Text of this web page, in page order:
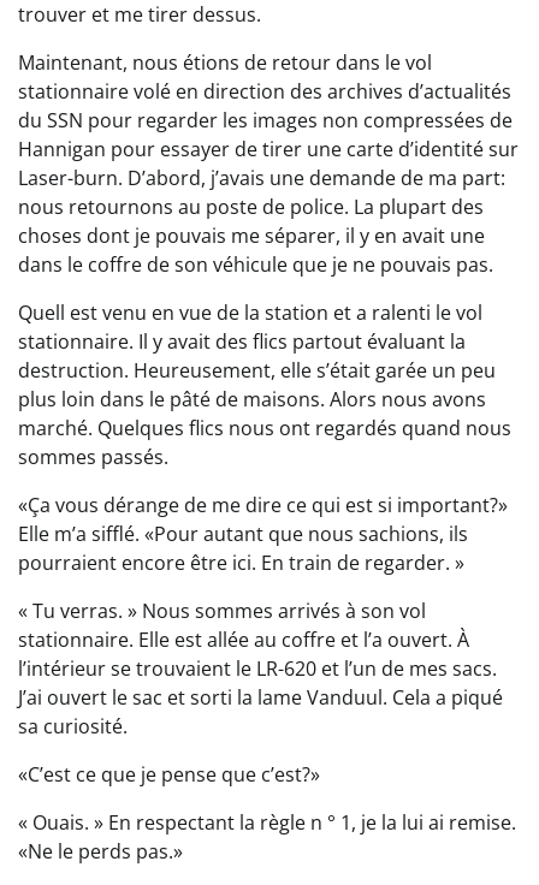
trouver et me tirer dessus.
Maintenant, nous étions de retour dans le vol
stationnaire volé en direction des archives d’actualités
du SSN pour regarder les images non compressées de
Hannigan pour essayer de tirer une carte d’identité sur
Laser-burn. D’abord, j’avais une demande de ma part:
nous retournons au poste de police. La plupart des
choses dont je pouvais me séparer, il y en avait une
dans le coffre de son véhicule que je ne pouvais pas.
Quell est venu en vue de la station et a ralenti le vol
stationnaire. Il y avait des flics partout évaluant la
destruction. Heureusement, elle s’était garée un peu
plus loin dans le pâté de maisons. Alors nous avons
marché. Quelques flics nous ont regardés quand nous
sommes passés.
«Ça vous dérange de me dire ce qui est si important?»
Elle m’a sifflé. «Pour autant que nous sachions, ils
pourraient encore être ici. En train de regarder. »
« Tu verras. » Nous sommes arrivés à son vol
stationnaire. Elle est allée au coffre et l’a ouvert. À
l’intérieur se trouvaient le LR-620 et l’un de mes sacs.
J’ai ouvert le sac et sorti la lame Vanduul. Cela a piqué
sa curiosité.
«C’est ce que je pense que c’est?»
« Ouais. » En respectant la règle n ° 1, je la lui ai remise.
«Ne le perds pas.»